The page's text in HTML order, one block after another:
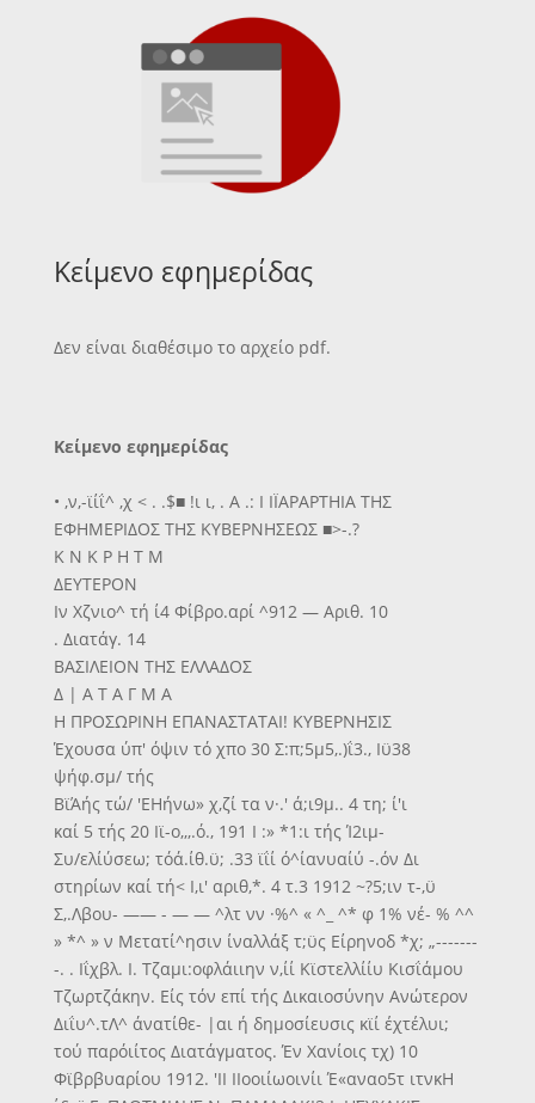
Κείμενο εφημερίδας
Δεν είναι διαθέσιμο το αρχείο pdf.
Κείμενο εφημερίδας
• ,ν,-ϊίΐ^ ,χ < . .$■ !ι ι, . Α .: Ι ΙΪΑΡΑΡΤΗΙΑ ΤΗΣ
ΕΦΗΜΕΡΙΔΟΣ ΤΗΣ ΚΥΒΕΡΝΗΣΕΩΣ ■>-.?
Κ Ν Κ Ρ Η Τ Μ
ΔΕΥΤΕΡΟΝ
Ιν Χζνιο^ τή ί4 Φίβρο.αρί ^912 — Αριθ. 10
. Διατάγ. 14
ΒΑΣΙΛΕΙΟΝ ΤΗΣ ΕΛΛΑΔΟΣ
Δ | Α Τ Α Γ Μ Α
Η ΠΡΟΣΩΡΙΝΗ ΕΠΑΝΑΣΤΑΤΑΙ! ΚΥΒΕΡΝΗΣΙΣ
Έχουσα ύπ' όψιν τό χπο 30 Σ:π;5μ5,.)ΐ3., Ιϋ38
ψήφ.σμ/ τής
ΒϊΆής τώ/ 'ΕΗήνω» χ,ζί τα ν·.' ά;ι9μ.. 4 τη; ί'ι
καί 5 τής 20 Ιϊ-ο,,,.ό., 191 Ι :» *1:ι τής Ί2ιμ-
Συ/ελίύσεω; τόά.ίθ.ϋ; .33 ϊΐί ό^ίανυαίύ -.όν Δι
στηρίων καί τή< Ι,ι' αριθ,*. 4 τ.3 1912 ~?5;ιν τ-,ϋ
Σ,.Λβου- —— - — — ^λτ νν ·%^ « ^_ ^* φ 1% νέ- % ^^
» *^ » ν Μετατί^ησιν ίναλλάξ τ;ϋς Είρηνοδ *χ; „-------
-. . Ιΐχβλ. Ι. Τζαμι:οφλάιιην ν,ίί Κϊστελλίίυ Κισΐάμου
Τζωρτζάκην. Είς τόν επί τής Δικαιοσύνην Ανώτερον
Διΐυ^.τΛ^ άνατίθε- |αι ή δημοσίευσις κϊί έχτέλυι;
τού παρόιίτος Διατάγματος. Έν Χανίοις τχ) 10
Φϊβρβυαρίου 1912. 'ΙΙ ΙΙοοιίωοινίι Έ«αναο5τ ιτνκΗ